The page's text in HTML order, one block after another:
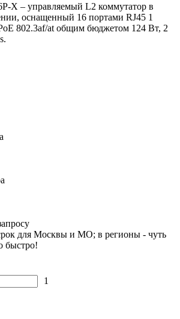
X – управляемый L2 коммутатор в
оснащенный 16 портами RJ45 1
802.3af/at общим бюджетом 124 Вт, 2
для Москвы и МО; в регионы - чуть
быстро!
1